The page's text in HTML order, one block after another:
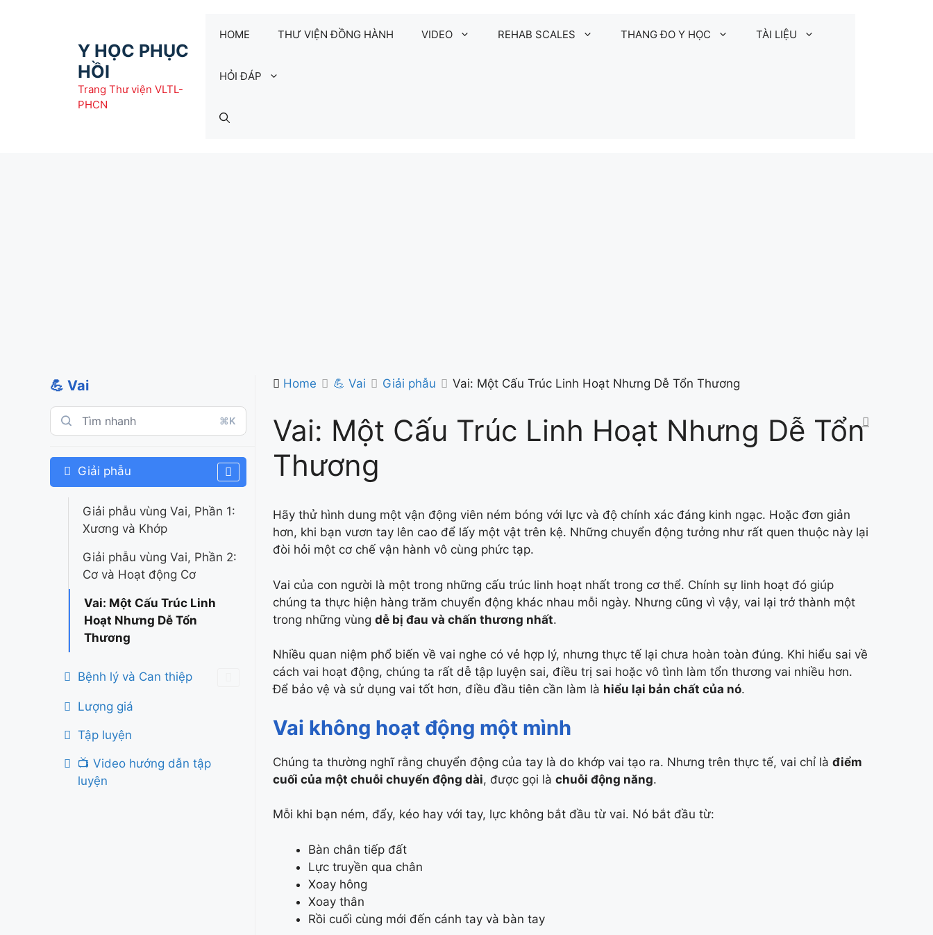
Y HỌC PHỤC
HỒI
Trang Thư viện VLTL-
PHCN
HOME THƯ VIỆN ĐỒNG HÀNH VIDEO REHAB SCALES THANG ĐO Y HỌC TÀI LIỆU
HỎI ĐÁP
💪 Vai
⌘K
Giải phẫu
Giải phẫu vùng Vai, Phần 1:
Xương và Khớp
Giải phẫu vùng Vai, Phần 2:
Cơ và Hoạt động Cơ
Vai: Một Cấu Trúc Linh
Hoạt Nhưng Dễ Tổn
Thương
Bệnh lý và Can thiệp
Lượng giá
Tập luyện
📺 Video hướng dẫn tập
luyện
Home 💪 Vai Giải phẫu Vai: Một Cấu Trúc Linh Hoạt Nhưng Dễ Tổn Thương
Vai: Một Cấu Trúc Linh Hoạt Nhưng Dễ Tổn
Thương
Hãy thử hình dung một vận động viên ném bóng với lực và độ chính xác đáng kinh ngạc. Hoặc đơn giản
hơn, khi bạn vươn tay lên cao để lấy một vật trên kệ. Những chuyển động tưởng như rất quen thuộc này lại
đòi hỏi một cơ chế vận hành vô cùng phức tạp.
Vai của con người là một trong những cấu trúc linh hoạt nhất trong cơ thể. Chính sự linh hoạt đó giúp
chúng ta thực hiện hàng trăm chuyển động khác nhau mỗi ngày. Nhưng cũng vì vậy, vai lại trở thành một
trong những vùng dễ bị đau và chấn thương nhất.
Nhiều quan niệm phổ biến về vai nghe có vẻ hợp lý, nhưng thực tế lại chưa hoàn toàn đúng. Khi hiểu sai về
cách vai hoạt động, chúng ta rất dễ tập luyện sai, điều trị sai hoặc vô tình làm tổn thương vai nhiều hơn.
Để bảo vệ và sử dụng vai tốt hơn, điều đầu tiên cần làm là hiểu lại bản chất của nó.
Vai không hoạt động một mình
Chúng ta thường nghĩ rằng chuyển động của tay là do khớp vai tạo ra. Nhưng trên thực tế, vai chỉ là điểm
cuối của một chuỗi chuyển động dài, được gọi là chuỗi động năng.
Mỗi khi bạn ném, đẩy, kéo hay với tay, lực không bắt đầu từ vai. Nó bắt đầu từ:
Bàn chân tiếp đất
Lực truyền qua chân
Xoay hông
Xoay thân
Rồi cuối cùng mới đến cánh tay và bàn tay